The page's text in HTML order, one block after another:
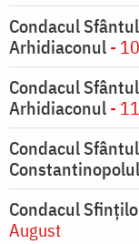
Condacul
Arhidiaconul-
Condacul
Arhidiaconul-
Condacul
Condacul
August